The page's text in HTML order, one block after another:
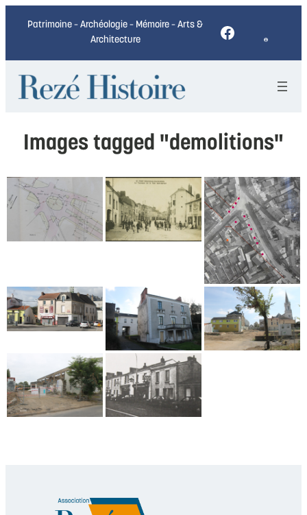
Patrimoine – Archéologie – Mémoire – Arts &
Architecture
Facebook
Images tagged "demolitions"